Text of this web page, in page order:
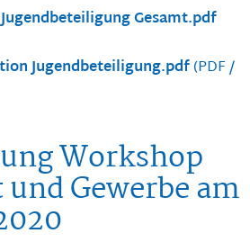
Gesamt.pdf
Jugendbeteiligung.pdf(PDF /
Workshop
Gewerbe am